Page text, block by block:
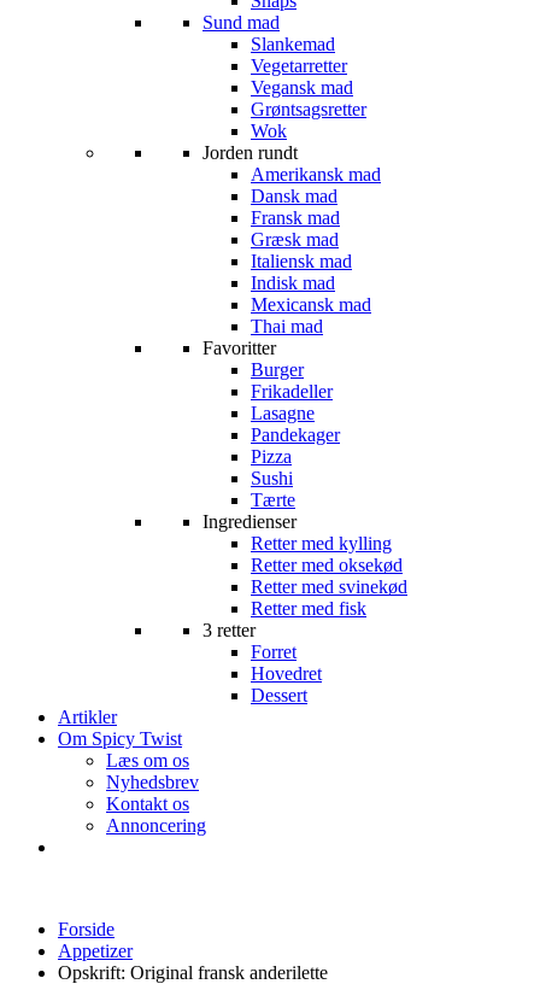
Sund mad
Slankemad
Vegetarretter
Vegansk mad
Grøntsagsretter
Wok
Jorden rundt
Amerikansk mad
Dansk mad
Fransk mad
Græsk mad
Italiensk mad
Indisk mad
Mexicansk mad
Thai mad
Favoritter
Burger
Frikadeller
Lasagne
Pandekager
Pizza
Sushi
Tærte
Ingredienser
Retter med kylling
Retter med oksekød
Retter med svinekød
Retter med fisk
3 retter
Forret
Hovedret
Dessert
Artikler
Om Spicy Twist
Læs om os
Nyhedsbrev
Kontakt os
Annoncering
Forside
Appetizer
Opskrift: Original fransk anderilette